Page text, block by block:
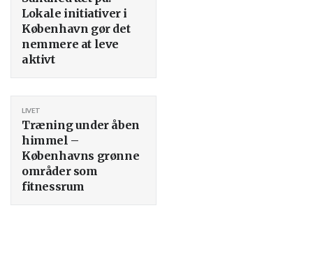
Lokale initiativer i
København gør det
nemmere at leve
aktivt
Træning under åben
himmel –
Københavns grønne
områder som
fitnessrum
LIVET